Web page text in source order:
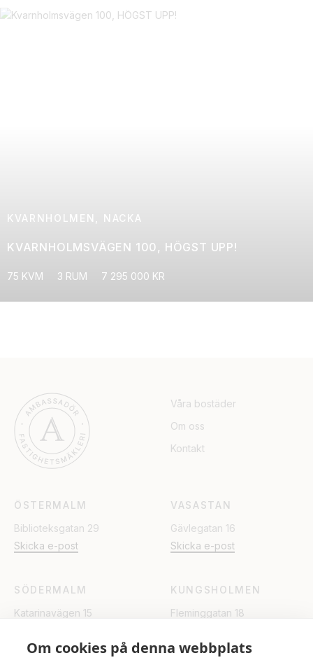
Om cookies på denna webbplats
KVARNHOLMEN, NACKA
KVARNHOLMSVÄGEN 100, HÖGST UPP!
75 KVM 3 RUM 7 295 000 KR
Våra bostäder
Om oss
Kontakt
ÖSTERMALM
Biblioteksgatan 29
Skicka e-post
VASASTAN
Gävlegatan 16
Skicka e-post
SÖDERMALM
Katarinavägen 15
KUNGSHOLMEN
Fleminggatan 18